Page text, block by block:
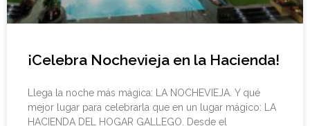
¡Celebra Nochevieja en la Hacienda!
Llega la noche más mágica: LA NOCHEVIEJA. Y qué
mejor lugar para celebrarla que en un lugar mágico: LA
HACIENDA DEL HOGAR GALLEGO. Desde el